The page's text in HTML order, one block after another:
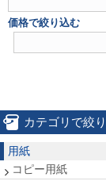
価格で絞り込む
カテゴリで絞
用紙
コピー用紙